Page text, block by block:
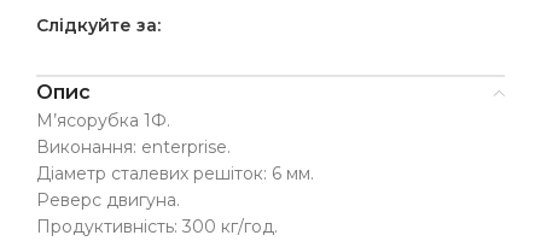
Слідкуйте за:
Опис
М’ясорубка 1Ф.
Виконання: enterprise.
Діаметр сталевих решіток: 6 мм.
Реверс двигуна.
Продуктивність: 300 кг/год.